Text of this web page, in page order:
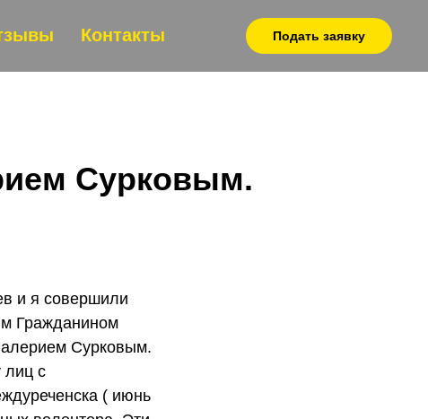
Контакты Подать заявку
Сурковым.
и я совершили
Гражданином
Сурковым.
лиц с
( июнь